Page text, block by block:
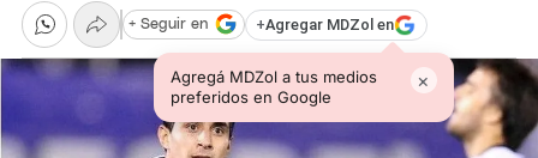
+Agregar MDZol en
Agregá MDZol a tus medios
preferidos en Google
×
+ Seguir en